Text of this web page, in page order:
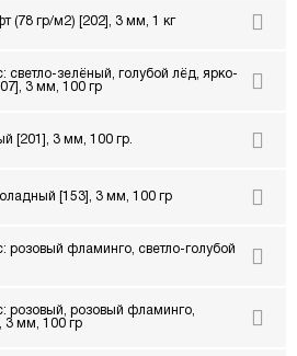
(78 гр/м2) [202], 3 мм, 1 кг
светло-зелёный, голубой лёд, ярко-
3 мм, 100 гр
[201], 3 мм, 100 гр.
[153], 3 мм, 100 гр
розовый фламинго, светло-голубой
розовый, розовый фламинго,
3 мм, 100 гр